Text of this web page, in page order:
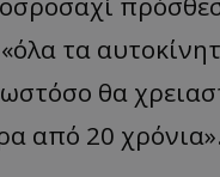
τα
θα
από 20 χρόνια».